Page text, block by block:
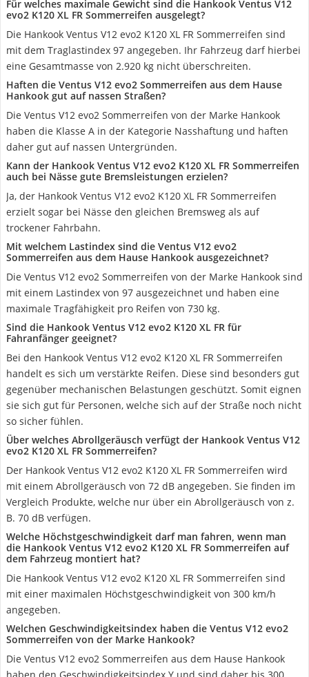
Für welches maximale Gewicht sind die Hankook Ventus V12
evo2 K120 XL FR Sommerreifen ausgelegt?
Die Hankook Ventus V12 evo2 K120 XL FR Sommerreifen sind
mit dem Traglastindex 97 angegeben. Ihr Fahrzeug darf hierbei
eine Gesamtmasse von 2.920 kg nicht überschreiten.
Haften die Ventus V12 evo2 Sommerreifen aus dem Hause
Hankook gut auf nassen Straßen?
Die Ventus V12 evo2 Sommerreifen von der Marke Hankook
haben die Klasse A in der Kategorie Nasshaftung und haften
daher gut auf nassen Untergründen.
Kann der Hankook Ventus V12 evo2 K120 XL FR Sommerreifen
auch bei Nässe gute Bremsleistungen erzielen?
Ja, der Hankook Ventus V12 evo2 K120 XL FR Sommerreifen
erzielt sogar bei Nässe den gleichen Bremsweg als auf
trockener Fahrbahn.
Mit welchem Lastindex sind die Ventus V12 evo2
Sommerreifen aus dem Hause Hankook ausgezeichnet?
Die Ventus V12 evo2 Sommerreifen von der Marke Hankook sind
mit einem Lastindex von 97 ausgezeichnet und haben eine
maximale Tragfähigkeit pro Reifen von 730 kg.
Sind die Hankook Ventus V12 evo2 K120 XL FR für
Fahranfänger geeignet?
Bei den Hankook Ventus V12 evo2 K120 XL FR Sommerreifen
handelt es sich um verstärkte Reifen. Diese sind besonders gut
gegenüber mechanischen Belastungen geschützt. Somit eignen
sie sich gut für Personen, welche sich auf der Straße noch nicht
so sicher fühlen.
Über welches Abrollgeräusch verfügt der Hankook Ventus V12
evo2 K120 XL FR Sommerreifen?
Der Hankook Ventus V12 evo2 K120 XL FR Sommerreifen wird
mit einem Abrollgeräusch von 72 dB angegeben. Sie finden im
Vergleich Produkte, welche nur über ein Abrollgeräusch von z.
B. 70 dB verfügen.
Welche Höchstgeschwindigkeit darf man fahren, wenn man
die Hankook Ventus V12 evo2 K120 XL FR Sommerreifen auf
dem Fahrzeug montiert hat?
Die Hankook Ventus V12 evo2 K120 XL FR Sommerreifen sind
mit einer maximalen Höchstgeschwindigkeit von 300 km/h
angegeben.
Welchen Geschwindigkeitsindex haben die Ventus V12 evo2
Sommerreifen von der Marke Hankook?
Die Ventus V12 evo2 Sommerreifen aus dem Hause Hankook